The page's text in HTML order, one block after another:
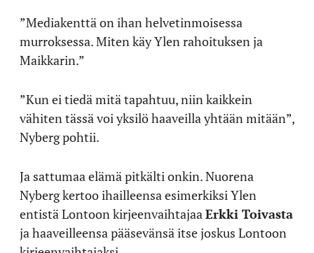
”Mediakenttä on ihan helvetinmoisessa
murroksessa. Miten käy Ylen rahoituksen ja
Maikkarin.”
”Kun ei tiedä mitä tapahtuu, niin kaikkein
vähiten tässä voi yksilö haaveilla yhtään mitään”,
Nyberg pohtii.
Ja sattumaa elämä pitkälti onkin. Nuorena
Nyberg kertoo ihailleensa esimerkiksi Ylen
entistä Lontoon kirjeenvaihtajaaErkki Toivasta
ja haaveilleensa pääsevänsä itse joskus Lontoon